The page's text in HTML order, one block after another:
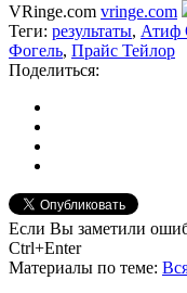
VRinge.com vringe.com
Теги: результаты, Атиф
Фогель, Прайс Тейлор
Поделиться:
Если Вы заметили
Ctrl+Enter
Материалы по теме: